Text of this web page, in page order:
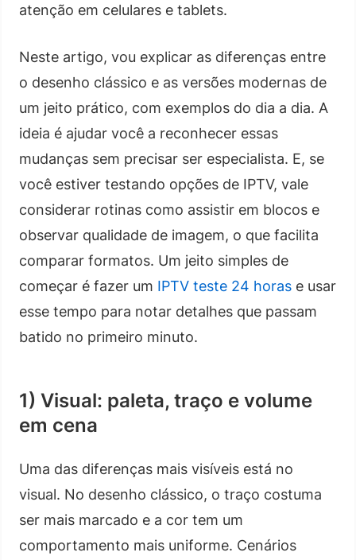
atenção em celulares e tablets.
Neste artigo, vou explicar as diferenças entre
o desenho clássico e as versões modernas de
um jeito prático, com exemplos do dia a dia. A
ideia é ajudar você a reconhecer essas
mudanças sem precisar ser especialista. E, se
você estiver testando opções de IPTV, vale
considerar rotinas como assistir em blocos e
observar qualidade de imagem, o que facilita
comparar formatos. Um jeito simples de
começar é fazer um IPTV teste 24 horas e usar
esse tempo para notar detalhes que passam
batido no primeiro minuto.
1) Visual: paleta, traço e volume
em cena
Uma das diferenças mais visíveis está no
visual. No desenho clássico, o traço costuma
ser mais marcado e a cor tem um
comportamento mais uniforme. Cenários